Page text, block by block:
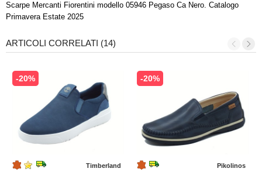
Scarpe Mercanti Fiorentini modello 05946 Pegaso Ca Nero. Catalogo
Primavera Estate 2025
ARTICOLI CORRELATI (14)
-20%
Timberland
-20%
Pikolinos